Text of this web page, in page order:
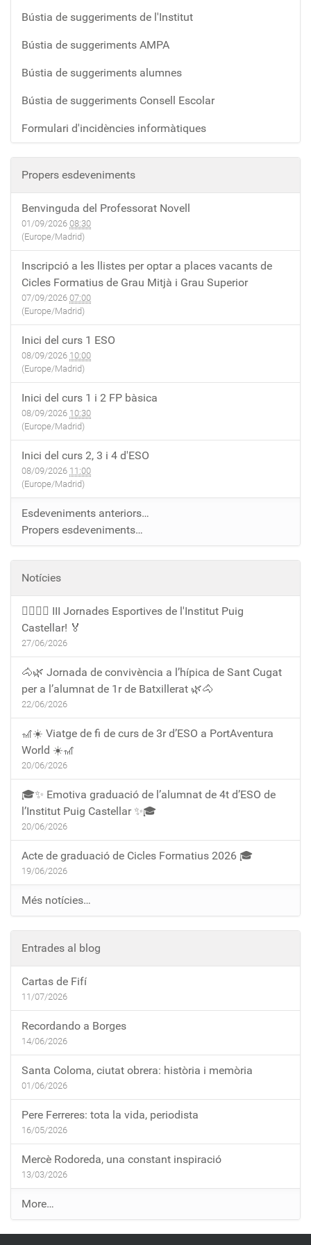
Bústia de suggeriments de l'Institut
Bústia de suggeriments AMPA
Bústia de suggeriments alumnes
Bústia de suggeriments Consell Escolar
Formulari d'incidències informàtiques
Propers esdeveniments
Benvinguda del Professorat Novell
01/09/2026 08:30
(Europe/Madrid)
Inscripció a les llistes per optar a places vacants de
Cicles Formatius de Grau Mitjà i Grau Superior
07/09/2026 07:00
(Europe/Madrid)
Inici del curs 1 ESO
08/09/2026 10:00
(Europe/Madrid)
Inici del curs 1 i 2 FP bàsica
08/09/2026 10:30
(Europe/Madrid)
Inici del curs 2, 3 i 4 d'ESO
08/09/2026 11:00
(Europe/Madrid)
Esdeveniments anteriors…
Propers esdeveniments…
Notícies
🏃‍♀️🏃‍♂️ III Jornades Esportives de l'Institut Puig
Castellar! 🏅
27/06/2026
🐴🌿 Jornada de convivència a l’hípica de Sant Cugat
per a l’alumnat de 1r de Batxillerat 🌿🐴
22/06/2026
🎢☀️ Viatge de fi de curs de 3r d’ESO a PortAventura
World ☀️🎢
20/06/2026
🎓✨ Emotiva graduació de l’alumnat de 4t d’ESO de
l’Institut Puig Castellar ✨🎓
20/06/2026
Acte de graduació de Cicles Formatius 2026 🎓
19/06/2026
Més notícies…
Entrades al blog
Cartas de Fifí
11/07/2026
Recordando a Borges
14/06/2026
Santa Coloma, ciutat obrera: història i memòria
01/06/2026
Pere Ferreres: tota la vida, periodista
16/05/2026
Mercè Rodoreda, una constant inspiració
13/03/2026
E
n
t
More…